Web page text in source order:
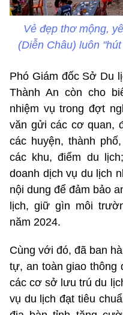
Vẻ đẹp thơ mộng,
(Diễn Châu) luôn
Phó Giám đốc Sở Du
Thành An còn cho
nhiệm vụ trong đợt
văn gửi các cơ quan,
các huyện, thành
các khu, điểm du
doanh dịch vụ du lịch
nội dung để đảm bảo
lịch, giữ gìn môi
năm 2024.
Cùng với đó, đã ban
tự, an toàn giao thông
các cơ sở lưu trú du
vụ du lịch đạt tiêu